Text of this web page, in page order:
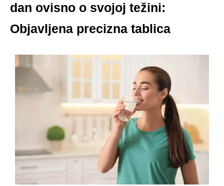
dan ovisno o svojoj težini:
Objavljena precizna tablica